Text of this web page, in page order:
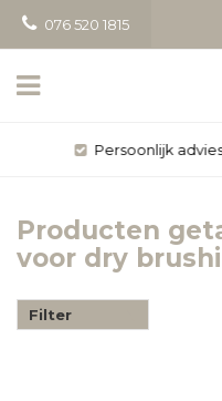
076 520 1815
Producten
voor dry
Filter